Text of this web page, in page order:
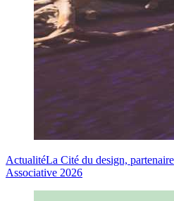
ActualitéLa Cité du design,
Associative 2026